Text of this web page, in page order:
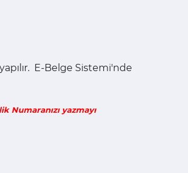
E-Belge Sistemi'nde
Numaranızı yazmayı